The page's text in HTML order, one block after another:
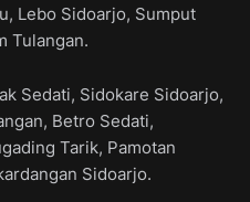
Lebo Sidoarjo, Sumput
Tulangan.
Sedati, Sidokare Sidoarjo,
Betro Sedati,
Tarik, Pamotan
Sidoarjo.